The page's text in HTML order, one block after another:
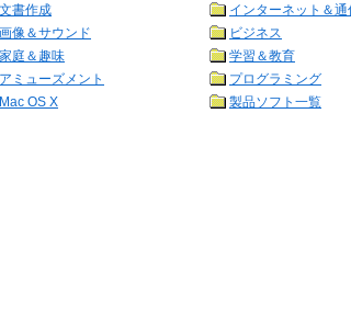
文書作成
インターネット＆通
画像＆サウンド
ビジネス
家庭＆趣味
学習＆教育
アミューズメント
プログラミング
Mac OS X
製品ソフト一覧